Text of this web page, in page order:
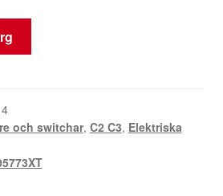
och switchar, C2 C3, Elektriska